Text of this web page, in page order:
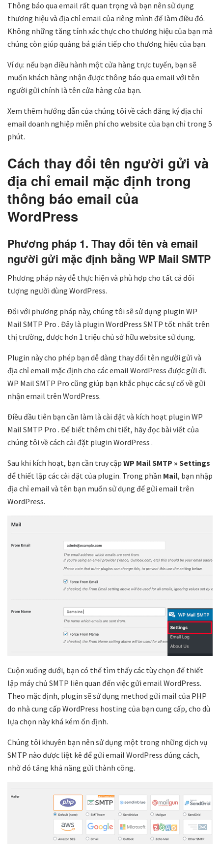
Thông báo qua email rất quan trọng và bạn nên sử dụng
thương hiệu và địa chỉ email của riêng mình để làm điều đó.
Không những tăng tính xác thực cho thương hiệu của bạn mà
chúng còn giúp quảng bá gián tiếp cho thương hiệu của bạn.
Ví dụ: nếu bạn điều hành một cửa hàng trực tuyến, bạn sẽ
muốn khách hàng nhận được thông báo qua email với tên
người gửi chính là tên cửa hàng của bạn.
Xem thêm hướng dẫn của chúng tôi về cách đăng ký địa chỉ
email doanh nghiệp miễn phí cho website của bạn chỉ trong 5
phút.
Cách thay đổi tên người gửi và
địa chỉ email mặc định trong
thông báo email của
WordPress
Phương pháp 1. Thay đổi tên và email
người gửi mặc định bằng WP Mail SMTP
Phương pháp này dễ thực hiện và phù hợp cho tất cả đối
tượng người dùng WordPress.
Đối với phương pháp này, chúng tôi sẽ sử dụng plugin WP
Mail SMTP Pro . Đây là plugin WordPress SMTP tốt nhất trên
thị trường, được hơn 1 triệu chủ sở hữu website sử dụng.
Plugin này cho phép bạn dễ dàng thay đổi tên người gửi và
địa chỉ email mặc định cho các email WordPress được gửi đi.
WP Mail SMTP Pro cũng giúp bạn khắc phục các sự cố về gửi
nhận email trên WordPress.
Điều đầu tiên bạn cần làm là cài đặt và kích hoạt plugin WP
Mail SMTP Pro . Để biết thêm chi tiết, hãy đọc bài viết của
chúng tôi về cách cài đặt plugin WordPress .
Sau khi kích hoạt, bạn cần truy cập WP Mail SMTP » Settings
để thiết lập các cài đặt của plugin. Trong phần Mail, bạn nhập
địa chỉ email và tên bạn muốn sử dụng để gửi email trên
WordPress.
Cuộn xuống dưới, bạn có thể tìm thấy các tùy chọn để thiết
lập máy chủ SMTP liên quan đến việc gửi email WordPress.
Theo mặc định, plugin sẽ sử dụng method gửi mail của PHP
do nhà cung cấp WordPress hosting của bạn cung cấp, cho dù
lựa chọn này khá kém ổn định.
Chúng tôi khuyên bạn nên sử dụng một trong những dịch vụ
SMTP nào được liệt kê để gửi email WordPress đúng cách,
nhờ đó tăng khả năng gửi thành công.